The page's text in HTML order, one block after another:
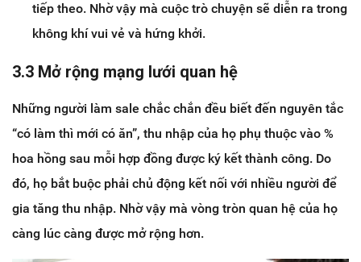
tiếp theo. Nhờ vậy mà cuộc trò chuyện sẽ diễn ra trong
không khí vui vẻ và hứng khởi.
3.3 Mở rộng mạng lưới quan hệ
Những người làm sale chắc chắn đều biết đến nguyên tắc
“có làm thì mới có ăn”, thu nhập của họ phụ thuộc vào %
hoa hồng sau mỗi hợp đồng được ký kết thành công. Do
đó, họ bắt buộc phải chủ động kết nối với nhiều người để
gia tăng thu nhập. Nhờ vậy mà vòng tròn quan hệ của họ
càng lúc càng được mở rộng hơn.